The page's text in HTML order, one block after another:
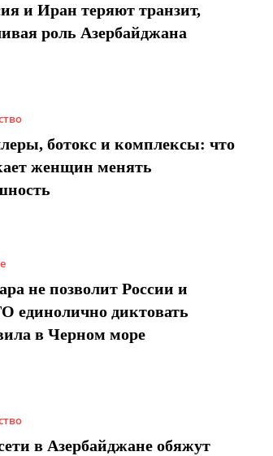
и Иран теряют транзит,
роль Азербайджана
ботокс и комплексы: что
женщин менять
не позволит России и
единолично диктовать
в Черном море
в Азербайджане обяжут